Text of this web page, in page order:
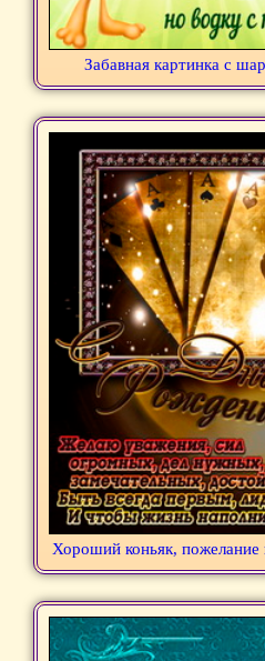
Забавная картинка с
Хороший коньяк,